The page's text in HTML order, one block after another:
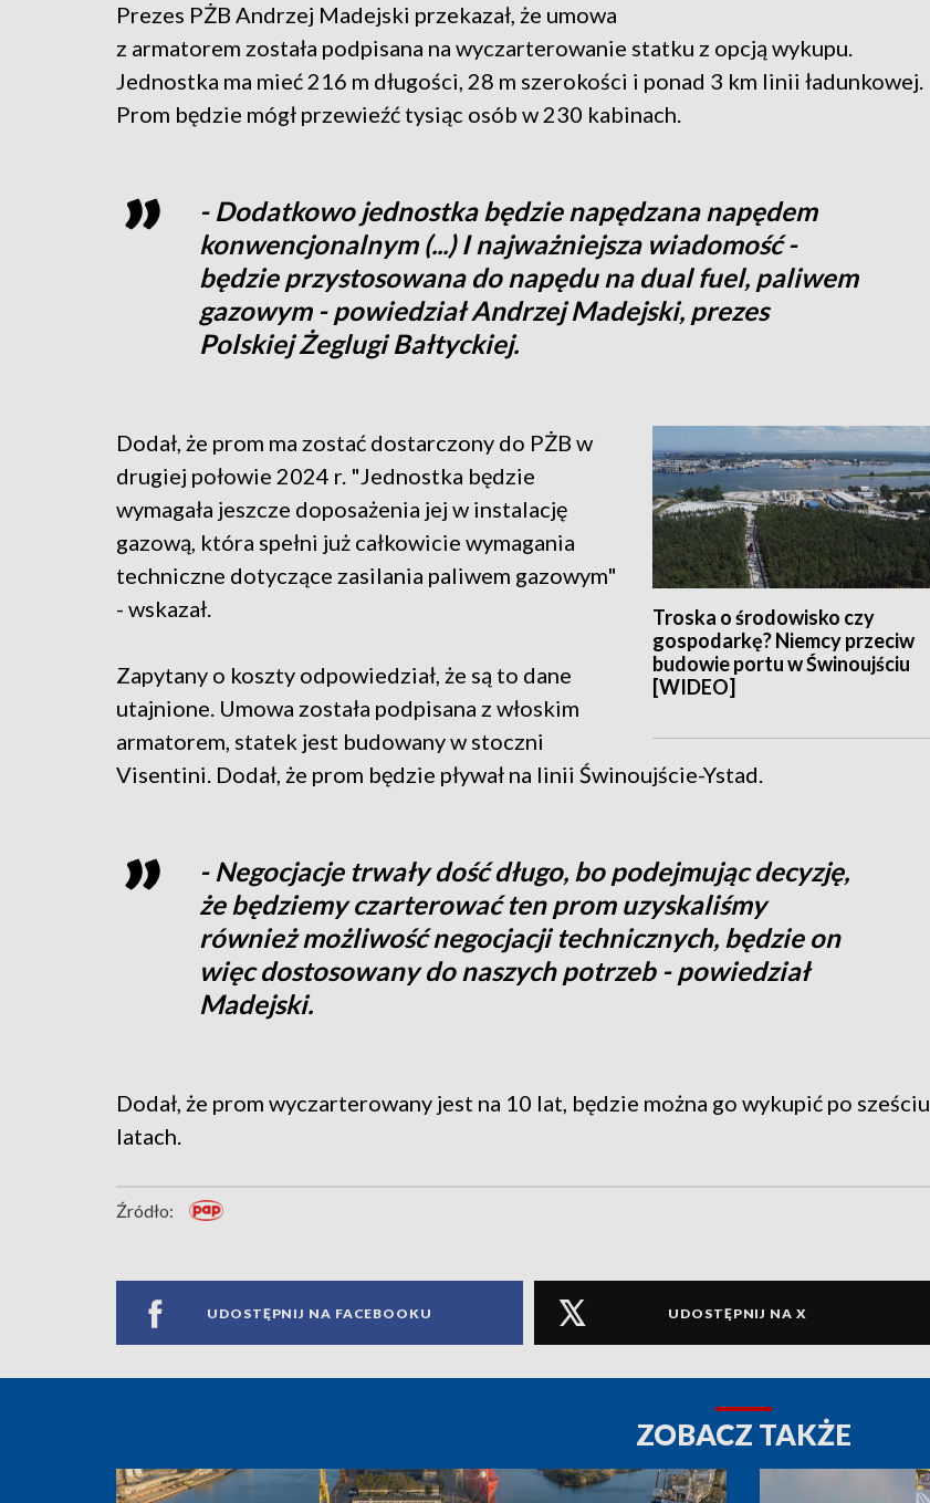
Prezes PŻB Andrzej Madejski przekazał, że umowa
z armatorem została podpisana na wyczarterowanie statku z opcją wykupu.
Jednostka ma mieć 216 m długości, 28 m szerokości i ponad 3 km linii ładunkowej.
Prom będzie mógł przewieźć tysiąc osób w 230 kabinach.
- Dodatkowo jednostka będzie napędzana napędem
konwencjonalnym (...) I najważniejsza wiadomość -
będzie przystosowana do napędu na dual fuel, paliwem
gazowym - powiedział Andrzej Madejski, prezes
Polskiej Żeglugi Bałtyckiej.
Troska o środowisko czy
gospodarkę? Niemcy przeciw
budowie portu w Świnoujściu
[WIDEO]
Dodał, że prom ma zostać dostarczony do PŻB w
drugiej połowie 2024 r. "Jednostka będzie
wymagała jeszcze doposażenia jej w instalację
gazową, która spełni już całkowicie wymagania
techniczne dotyczące zasilania paliwem gazowym"
- wskazał.
Zapytany o koszty odpowiedział, że są to dane
utajnione. Umowa została podpisana z włoskim
armatorem, statek jest budowany w stoczni
Visentini. Dodał, że prom będzie pływał na linii Świnoujście-Ystad.
- Negocjacje trwały dość długo, bo podejmując decyzję,
że będziemy czarterować ten prom uzyskaliśmy
również możliwość negocjacji technicznych, będzie on
więc dostosowany do naszych potrzeb - powiedział
Madejski.
Dodał, że prom wyczarterowany jest na 10 lat, będzie można go wykupić po sześciu
latach.
Źródło:
UDOSTĘPNIJ NA FACEBOOKU UDOSTĘPNIJ NA X
ZOBACZ TAKŻE